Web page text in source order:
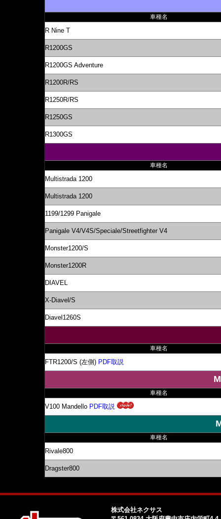
車種名
R Nine T
R1200GS
R1200GS Adventure
R1200R/RS
R1250R/RS
R1250GS
R1300GS
車種名
Multistrada 1200
Multistrada 1200
1199/1299 Panigale
Panigale V4/V4S/Speciale/Streetfighter V4
Monster1200/S
Monster1200R
DIAVEL
X-Diavel/S
Diavel1260S
車種名
FTR1200/S (左側) PDF取説
車種名
V100 Mandello PDF取説
車種名
Rivale800
Dragster800
株式会社ネクサス